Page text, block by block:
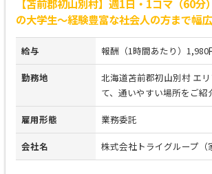
【苫前郡初山別村】週1日・1コマ（60分
の大学生～経験豊富な社会人の方まで幅
給与 報酬（1時間あたり）1,980
勤務地
北海道苫前郡初山別村 エ
て、通いやすい場所をご紹
雇用形態 業務委託
会社名 株式会社トライグループ（